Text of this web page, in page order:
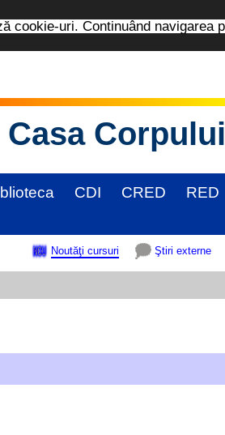
cookie-uri. Continuând navigarea
Casa
CDI CRED RED
Noutăţi cursuri Ştiri externe